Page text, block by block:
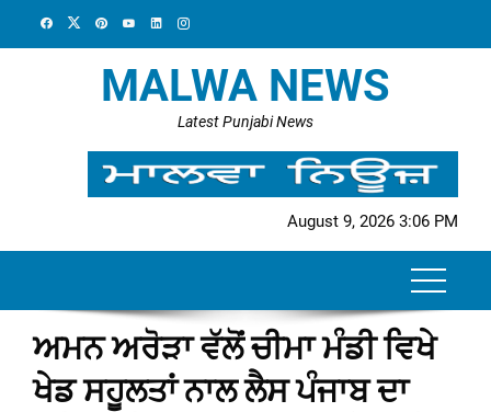
MALWA NEWS
Latest Punjabi News
August 9, 2026 3:06 PM
ਅਮਨ ਅਰੋੜਾ ਵੱਲੋਂ ਚੀਮਾ ਮੰਡੀ ਵਿਖੇ
ਖੇਡ ਸਹੂਲਤਾਂ ਨਾਲ ਲੈਸ ਪੰਜਾਬ ਦਾ